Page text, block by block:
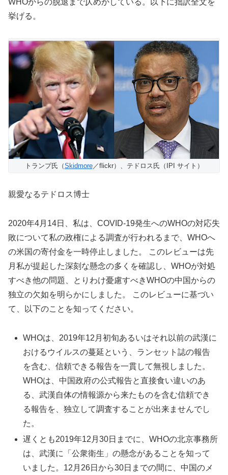
挙げる。
トランプ氏（Skidmore／flickr）、テドロス氏（IPI サイト）
親愛なるテドロス博士
2020年4月14日、私は、COVID-19発生へのWHOの対応失
敗について私の政権による調査が行われるまで、WHOへ
の米国の寄付金を一時停止しました。 このレビューは先
月私が提起した深刻な懸念の多くを確認し、WHOが対処
すべき他の問題、とりわけ憂慮すべきWHOの中国からの
独立の欠如を明らかにしました。 このレビューに基づい
て、以下のことを知ってください。
WHOは、2019年12月初旬あるいはそれ以前の武漢に
おけるウイルスの蔓延という、ランセット誌の報告
を含む、信頼できる報告を一貫して無視しました。
WHOは、中国政府の公式報告と直接食い違いのあ
る、武漢自体の情報源から来たものを含む信頼でき
る報告を、独立して調査することが出来ませんでし
た。
遅くとも2019年12月30日までに、WHOの北京事務所
は、武漢に「公衆衛生」の懸念があることを知って
いました。12月26日から30日までの間に、中国のメ